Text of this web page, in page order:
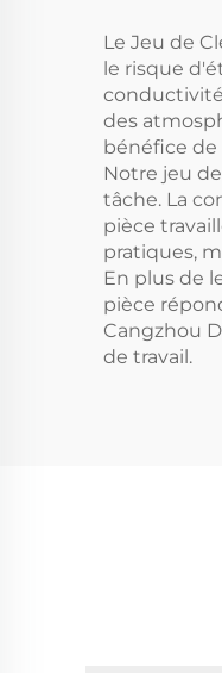
Le Jeu de
le risque
des
bénéfice de
Notre jeu
tâche. La
pièce
pratiques,
En plus de
pièce
Cangzhou
de travail.